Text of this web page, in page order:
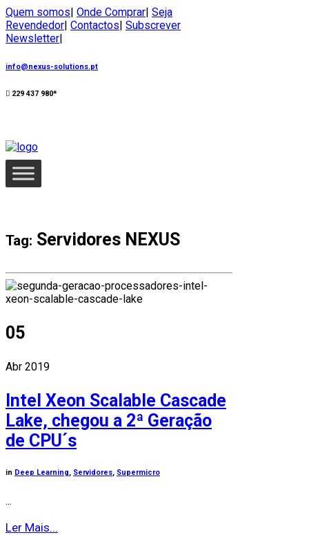
Quem somos| Onde Comprar| Seja
Revendedor| Contactos| Subscrever
Newsletter|
info@nexus-solutions.pt
229 437 980*
Tag: Servidores NEXUS
05
Abr 2019
Intel Xeon Scalable Cascade
Lake, chegou a 2ª Geração
de CPU´s
in Deep Learning, Servidores, Supermicro
...
Ler Mais...